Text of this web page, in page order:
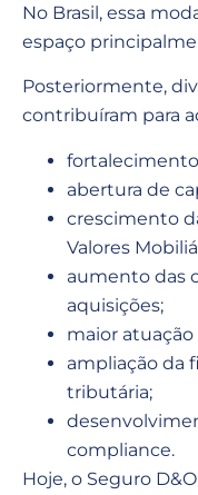
No Brasil, essa
espaço
Posteriormente,
contribuíram para
abertura de
crescimento
Valores
aumento das
aquisições;
maior
ampliação da
tributária;
compliance.
Hoje, o Seguro